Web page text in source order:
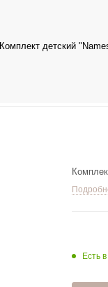
Комплект детский
Есть